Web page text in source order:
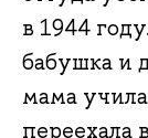
в 1944
бабушка и
мама
переехала